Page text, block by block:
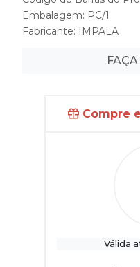
Embalagem: PC/1
Fabricante: IMPALA
Compre
Válida